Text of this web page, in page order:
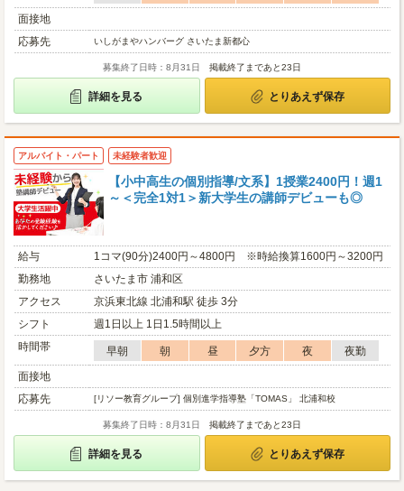
面接地
応募先
いしがまやハンバーグ さいたま新都心
募集終了日時：8月31日 掲載終了まであと23日
詳細を見る とりあえず保存
アルバイト・パート 未経験者歓迎
【小中高生の個別指導/文系】1授業2400円！週1
～＜完全1対1＞新大学生の講師デビューも◎
給与
1コマ(90分)2400円～4800円 ※時給換算1600円～3200円
勤務地
さいたま市 浦和区
アクセス
京浜東北線 北浦和駅 徒歩 3分
シフト
週1日以上 1日1.5時間以上
時間帯
早朝 朝 昼 夕方 夜
夜勤
面接地
応募先
[リソー教育グループ] 個別進学指導塾「TOMAS」 北浦和校
募集終了日時：8月31日 掲載終了まであと23日
詳細を見る とりあえず保存